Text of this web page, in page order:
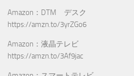
Amazon：DTM デスク
https://amzn.to/3yrZGo6
Amazon：液晶テレビ
https://amzn.to/3Af9jac